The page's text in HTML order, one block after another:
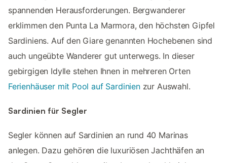
spannenden Herausforderungen. Bergwanderer
erklimmen den Punta La Marmora, den höchsten Gipfel
Sardiniens. Auf den Giare genannten Hochebenen sind
auch ungeübte Wanderer gut unterwegs. In dieser
gebirgigen Idylle stehen Ihnen in mehreren Orten
Ferienhäuser mit Pool auf Sardinienzur Auswahl.
Sardinien für Segler
Segler können auf Sardinien an rund 40 Marinas
anlegen. Dazu gehören die luxuriösen Jachthäfen an